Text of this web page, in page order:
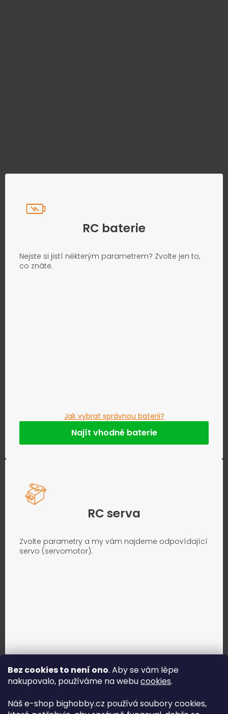
Bez cookies to není ono. Aby se vám lépe
nakupovalo, používáme na webucookies.
Náš e-shop bighobby.cz používá soubory cookies,
RC baterie
Nejste si jistí některým parametrem? Zvolte jen to,
co znáte.
Jak vybrat správnou baterii?
Najít vhodné baterie
RC serva
Zvolte parametry a my vám najdeme odpovídající
servo (servomotor).
Jak vybrat správné servo?